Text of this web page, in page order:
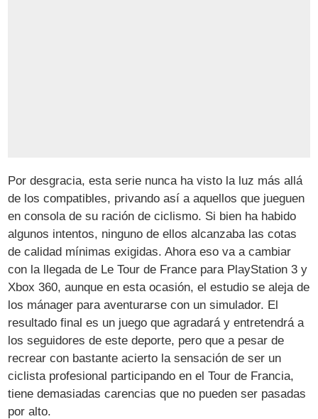
Por desgracia, esta serie nunca ha visto la luz más allá
de los compatibles, privando así a aquellos que jueguen
en consola de su ración de ciclismo. Si bien ha habido
algunos intentos, ninguno de ellos alcanzaba las cotas
de calidad mínimas exigidas. Ahora eso va a cambiar
con la llegada de Le Tour de France para PlayStation 3 y
Xbox 360, aunque en esta ocasión, el estudio se aleja de
los mánager para aventurarse con un simulador. El
resultado final es un juego que agradará y entretendrá a
los seguidores de este deporte, pero que a pesar de
recrear con bastante acierto la sensación de ser un
ciclista profesional participando en el Tour de Francia,
tiene demasiadas carencias que no pueden ser pasadas
por alto.